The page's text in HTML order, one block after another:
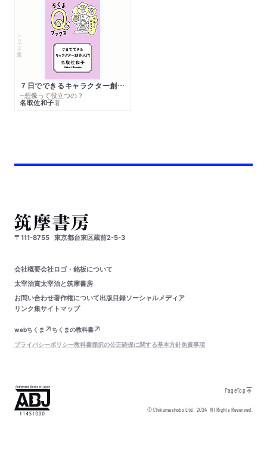
シリーズ・全集
７日でできるキャラクター創作入門
─想像って役立つの？
名取佐和子著
〒111-8755 東京都台東区蔵前2-5-3
会社概要会社ロゴ・銘板について
太宰治賞太宰治と筑摩書房
お問い合わせ著作権について出版目録ソーシャルメディア
リンク集サイトマップ
webちくま
ちくまの教科書
プライバシーポリシー教科書採択の公正確保に関する基本方針免責事項
PageTop
© Chikumashobo Ltd.2024 All Rights Reserved.